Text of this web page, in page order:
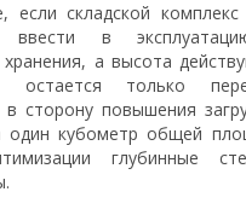
если складской
ввести в
а высота
остается только
сторону повышения
один кубометр общей
глубинные